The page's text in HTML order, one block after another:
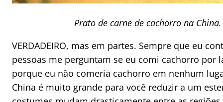
Prato de carne de cachorro na
VERDADEIRO, mas em partes. Sempre que eu
pessoas me perguntam se eu comi cachorro por
porque eu não comeria cachorro em nenhum
China é muito grande para você reduzir a um